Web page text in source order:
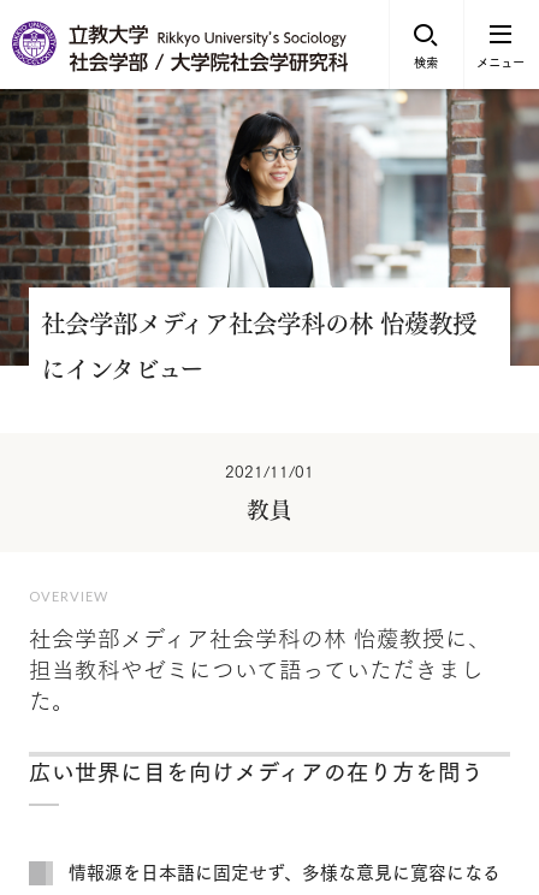
検索 メニュー
社会学部メディア社会学科の林 怡蕿教授
にインタビュー
2021/11/01
教員
OVERVIEW
社会学部メディア社会学科の林 怡蕿教授に、
担当教科やゼミについて語っていただきまし
た。
広い世界に目を向けメディアの在り方を問う
情報源を日本語に固定せず、多様な意見に寛容になる